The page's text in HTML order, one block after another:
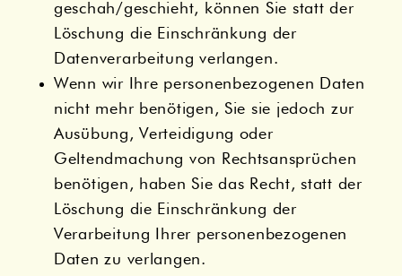
geschah/geschieht, können Sie statt der
Löschung die Einschränkung der
Datenverarbeitung verlangen.
Wenn wir Ihre personenbezogenen Daten
nicht mehr benötigen, Sie sie jedoch zur
Ausübung, Verteidigung oder
Geltendmachung von Rechtsansprüchen
benötigen, haben Sie das Recht, statt der
Löschung die Einschränkung der
Verarbeitung Ihrer personenbezogenen
Daten zu verlangen.